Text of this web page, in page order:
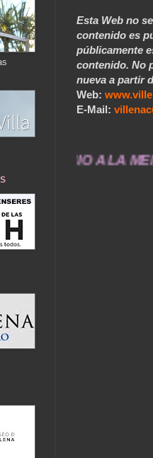
Esta Web no
contenido es
públicamente
contenido. No
nueva a partir
Web:
E-Mail:
A LA